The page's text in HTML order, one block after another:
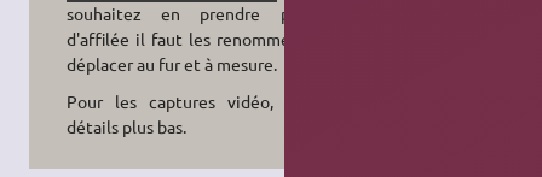
souhaitez en prendre plusieurs
d'affilée il faut les renommer ou les
déplacer au fur et à mesure.
Pour les captures vidéo, voir les
détails plus bas.